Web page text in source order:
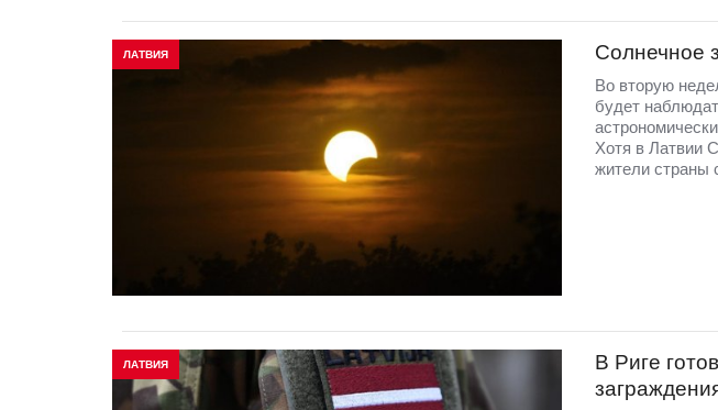
ЛАТВИЯ Солнечное
Во вторую
будет
Хотя в Латвии
жители страны
ЛАТВИЯ
В Риге